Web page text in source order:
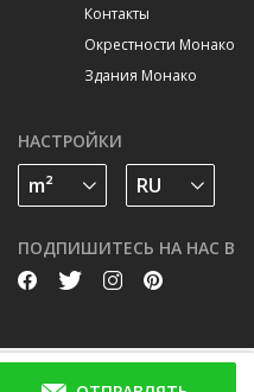
Контакты
Окрестности Монако
Здания Монако
НАСТРОЙКИ
ПОДПИШИТЕСЬ НА НАС В